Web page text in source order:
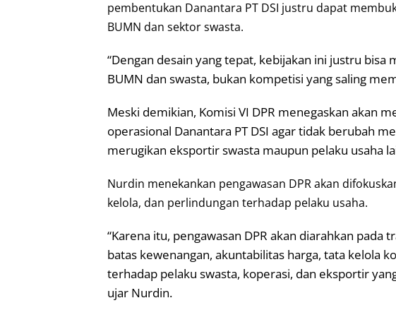
pembentukan Danantara PT DSI justru dapat
BUMN dan sektor swasta.
“Dengan desain yang tepat, kebijakan ini justru bisa
BUMN dan swasta, bukan kompetisi yang saling
Meski demikian, Komisi VI DPR menegaskan akan
operasional Danantara PT DSI agar tidak berubah
merugikan eksportir swasta maupun pelaku usaha
Nurdin menekankan pengawasan DPR akan
kelola, dan perlindungan terhadap pelaku usaha.
“Karena itu, pengawasan DPR akan diarahkan pada
batas kewenangan, akuntabilitas harga, tata kelola
terhadap pelaku swasta, koperasi, dan eksportir
ujar Nurdin.